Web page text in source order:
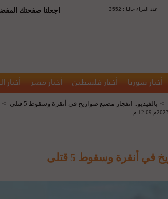
اجعلنا صفحتك 3552 : عدد القراء حاليا
أخبار سوريا أخبار فلسطين أخبار مصر أخبار
> بالفيديو.. انفجار مصنع صواريخ في أنقرة وسقوط 5 قتلى >
في أنقرة وسقوط 5 قتلى